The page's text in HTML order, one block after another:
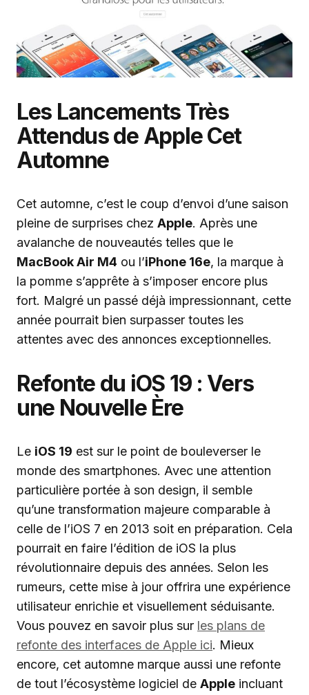
Les Lancements Très
Attendus de Apple Cet
Automne
Cet automne, c’est le coup d’envoi d’une saison
pleine de surprises chez Apple. Après une
avalanche de nouveautés telles que le
MacBook Air M4 ou l’iPhone 16e, la marque à
la pomme s’apprête à s’imposer encore plus
fort. Malgré un passé déjà impressionnant, cette
année pourrait bien surpasser toutes les
attentes avec des annonces exceptionnelles.
Refonte du iOS 19 : Vers
une Nouvelle Ère
Le iOS 19 est sur le point de bouleverser le
monde des smartphones. Avec une attention
particulière portée à son design, il semble
qu’une transformation majeure comparable à
celle de l’iOS 7 en 2013 soit en préparation. Cela
pourrait en faire l’édition de iOS la plus
révolutionnaire depuis des années. Selon les
rumeurs, cette mise à jour offrira une expérience
utilisateur enrichie et visuellement séduisante.
Vous pouvez en savoir plus sur les plans de
refonte des interfaces de Apple ici. Mieux
encore, cet automne marque aussi une refonte
de tout l’écosystème logiciel de Apple incluant